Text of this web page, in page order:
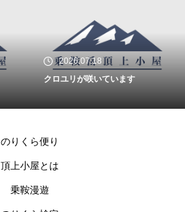
2026.07.18
クロユリが咲いています
のりくら便り
頂上小屋とは
乗鞍漫遊